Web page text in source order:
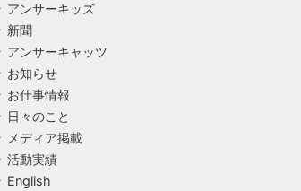
アンサーキッズ
新聞
アンサーキャッツ
お知らせ
お仕事情報
日々のこと
メディア掲載
活動実績
English